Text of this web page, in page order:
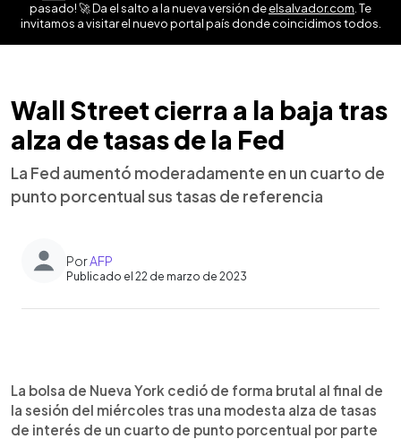
pasado! 🚀 Da el salto a la nueva versión deelsalvador.com . Te
invitamos a visitar el nuevo portal país donde coincidimos todos.
Wall Street cierra a la baja tras
alza de tasas de la Fed
La Fed aumentó moderadamente en un cuarto de
punto porcentual sus tasas de referencia
PorAFP
Publicado el 22 de marzo de 2023
Escuchar artículo
La bolsa de Nueva York cedió de forma brutal al final de
la sesión del miércoles tras una modesta alza de tasas
de interés de un cuarto de punto porcentual por parte